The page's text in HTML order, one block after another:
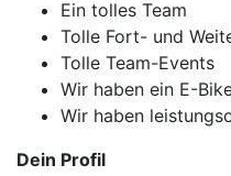
Ein tolles Team
Tolle Fort- und
Tolle Team-Events
Wir haben ein E-
Wir haben
Dein Profil